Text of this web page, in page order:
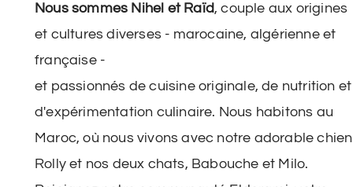
Nous sommes Nihel et Raïd, couple aux origines
et cultures diverses - marocaine, algérienne et
française -
et passionnés de cuisine originale, de nutrition et
d'expérimentation culinaire. Nous habitons au
Maroc, où nous vivons avec notre adorable chien
Rolly et nos deux chats, Babouche et Milo.